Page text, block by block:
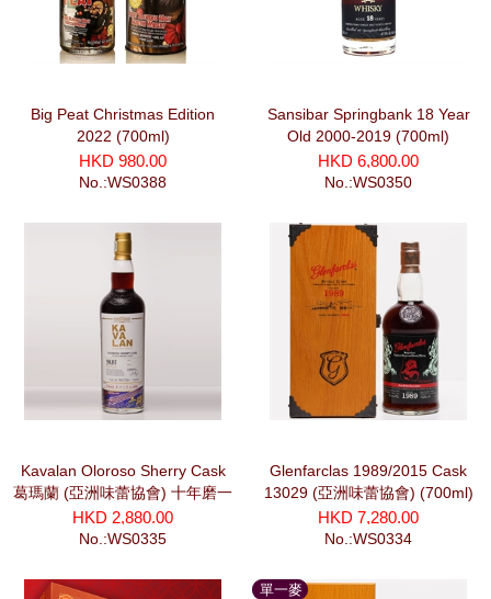
Big Peat Christmas Edition
2022 (700ml)
HKD 980.00
No.:WS0388
Sansibar Springbank 18 Year
Old 2000-2019 (700ml)
HKD 6,800.00
No.:WS0350
Kavalan Oloroso Sherry Cask
葛瑪蘭 (亞洲味蕾協會) 十年磨一
劍系列 干將 (700ml)
HKD 2,880.00
No.:WS0335
Glenfarclas 1989/2015 Cask
13029 (亞洲味蕾協會) (700ml)
HKD 7,280.00
No.:WS0334
單一麥